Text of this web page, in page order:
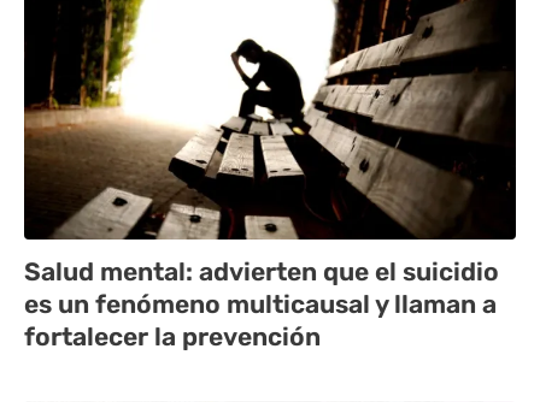
Salud mental: advierten que el suicidio
es un fenómeno multicausal y llaman a
fortalecer la prevención